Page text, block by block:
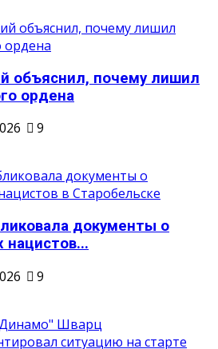
объяснил, почему лишил
ордена
9
документы о
нацистов...
9